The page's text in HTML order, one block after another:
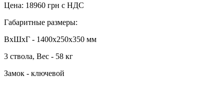
Цена: 18960 грн с НДС
Габаритные размеры:
ВхШхГ - 1400x250x350 мм
3 ствола, Вес - 58 кг
Замок - ключевой